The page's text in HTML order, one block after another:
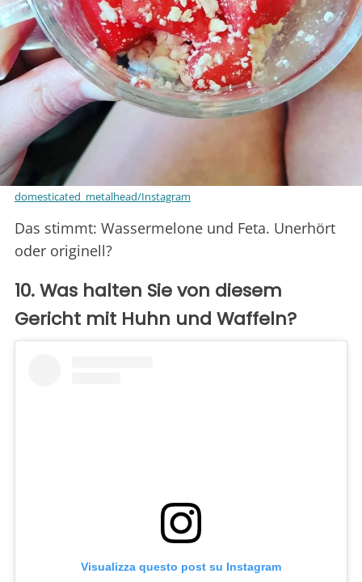
domesticated_metalhead/Instagram
Das stimmt: Wassermelone und Feta. Unerhört
oder originell?
10. Was halten Sie von diesem
Gericht mit Huhn und Waffeln?
Visualizza questo post su Instagram